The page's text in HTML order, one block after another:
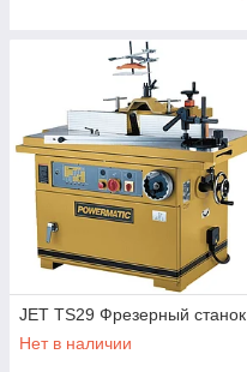
JET TS29 Фрезерный станок
Нет в наличии